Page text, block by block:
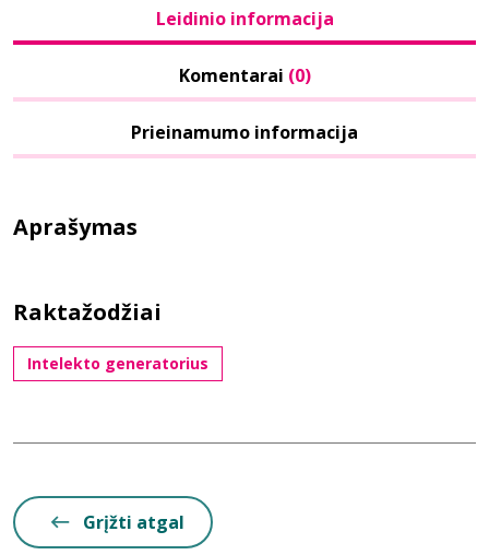
Leidinio informacija
Komentarai (0)
Prieinamumo informacija
Aprašymas
Raktažodžiai
Intelekto generatorius
Grįžti atgal